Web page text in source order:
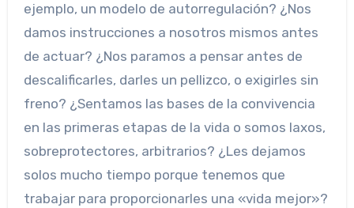
ejemplo, un modelo de autorregulación? ¿Nos
damos instrucciones a nosotros mismos antes
de actuar? ¿Nos paramos a pensar antes de
descalificarles, darles un pellizco, o exigirles sin
freno? ¿Sentamos las bases de la convivencia
en las primeras etapas de la vida o somos laxos,
sobreprotectores, arbitrarios? ¿Les dejamos
solos mucho tiempo porque tenemos que
trabajar para proporcionarles una «vida mejor»?